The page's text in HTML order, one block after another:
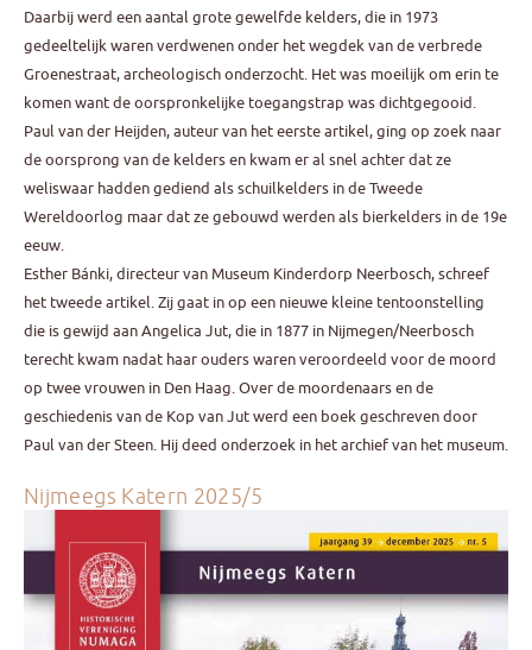
Daarbij werd een aantal grote gewelfde kelders, die in 1973
gedeeltelijk waren verdwenen onder het wegdek van de verbrede
Groenestraat, archeologisch onderzocht. Het was moeilijk om erin te
komen want de oorspronkelijke toegangstrap was dichtgegooid.
Paul van der Heijden, auteur van het eerste artikel, ging op zoek naar
de oorsprong van de kelders en kwam er al snel achter dat ze
weliswaar hadden gediend als schuilkelders in de Tweede
Wereldoorlog maar dat ze gebouwd werden als bierkelders in de 19e
eeuw.
Esther Bánki, directeur van Museum Kinderdorp Neerbosch, schreef
het tweede artikel. Zij gaat in op een nieuwe kleine tentoonstelling
die is gewijd aan Angelica Jut, die in 1877 in Nijmegen/Neerbosch
terecht kwam nadat haar ouders waren veroordeeld voor de moord
op twee vrouwen in Den Haag. Over de moordenaars en de
geschiedenis van de Kop van Jut werd een boek geschreven door
Paul van der Steen. Hij deed onderzoek in het archief van het museum.
Nijmeegs Katern 2025/5